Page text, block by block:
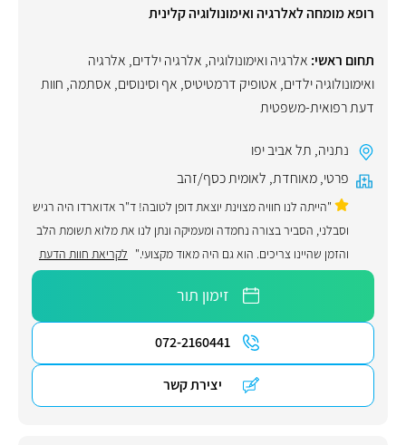
רופא מומחה לאלרגיה ואימונולוגיה קלינית
תחום ראשי: אלרגיה ואימונולוגיה, אלרגיה ילדים, אלרגיה
ואימונולוגיה ילדים, אטופיק דרמטיטיס, אף וסינוסים, אסתמה, חוות
דעת רפואית-משפטית
נתניה, תל אביב יפו
פרטי,מאוחדת, לאומית כסף/זהב
"הייתה לנו חוויה מצוינת יוצאת דופן לטובה! ד"ר אדוארדו היה רגיש
וסבלני, הסביר בצורה נחמדה ומעמיקה ונתן לנו את מלוא תשומת הלב
והזמן שהיינו צריכים. הוא גם היה מאוד מקצועי." לקריאת חוות הדעת
זימון תור
072-2160441
יצירת קשר